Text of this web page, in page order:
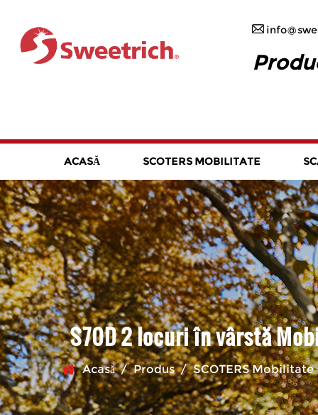
ACASĂ SCOTERS MOBILITATE
S70D 2 locuri în vârstă
Acasă / Produs / SCOTERS Mobilitate